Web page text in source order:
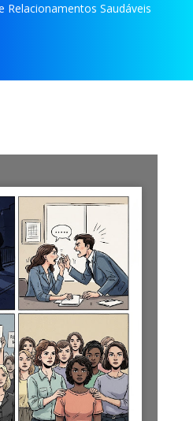
Relacionamentos Saudáveis